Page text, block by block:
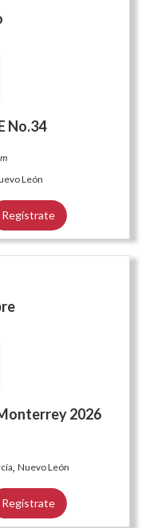
No.34
León
Regístrate
2026
, Nuevo León
Regístrate